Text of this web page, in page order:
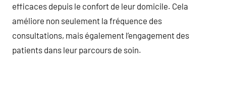
efficaces depuis le confort de leur domicile. Cela
améliore non seulement la fréquence des
consultations, mais également l’engagement des
patients dans leur parcours de soin.